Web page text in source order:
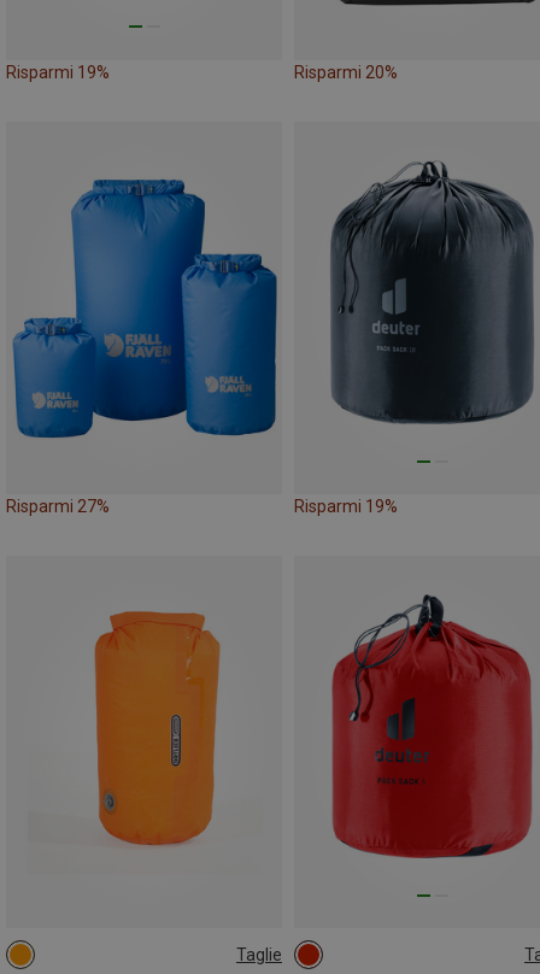
Risparmi 19% Risparmi 20%
Risparmi 27% Risparmi 19%
Taglie
12L ONE SIZE